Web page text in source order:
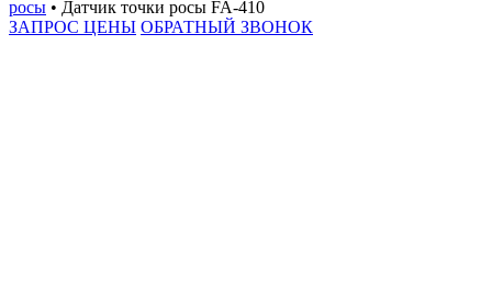
росы • Датчик точки росы FA-410
ЗАПРОС ЦЕНЫ ОБРАТНЫЙ ЗВОНОК